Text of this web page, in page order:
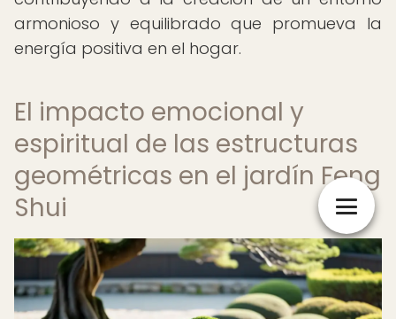
armonioso y equilibrado que promueva la
energía positiva en el hogar.
El impacto emocional y
espiritual de las estructuras
geométricas en el jardín Feng
Shui